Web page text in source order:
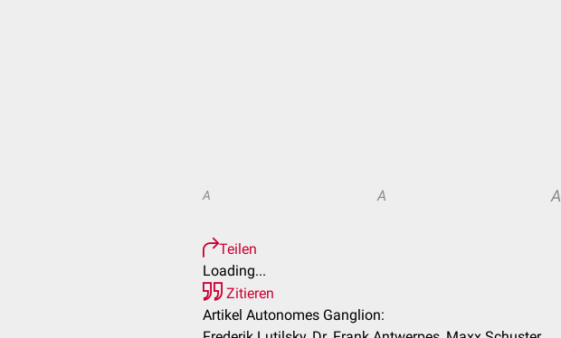
A A A
Teilen
Loading...
Zitieren
Artikel Autonomes Ganglion: